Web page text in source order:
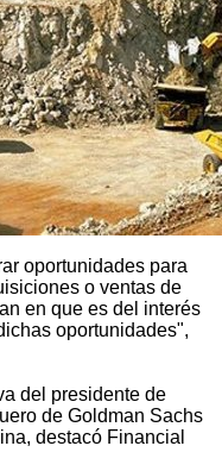
oportunidades para
o ventas de
en que es del interés
oportunidades",
del presidente de
de Goldman Sachs
destacó Financial